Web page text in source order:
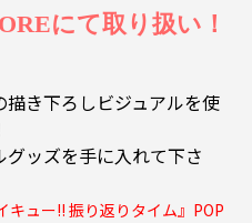
にて取り扱い！
描き下ろしビジュアルを使
ッズを手に入れて下さ
ュー!! 振り返りタイム』POP